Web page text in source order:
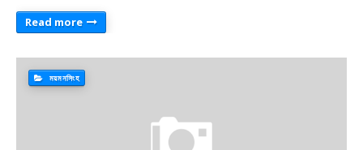
Read more
ময়মনসিংহ